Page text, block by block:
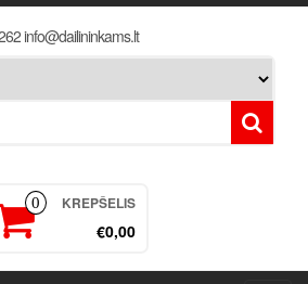
info@dailininkams.lt
0 KREPŠELIS
€0,00